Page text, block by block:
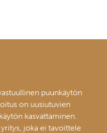
puunkäytön
on uusiutuvien
kasvattaminen.
joka ei tavoittele